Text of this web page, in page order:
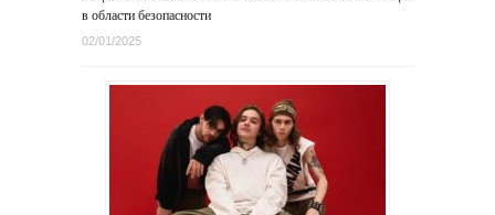
в области безопасности
02/01/2025